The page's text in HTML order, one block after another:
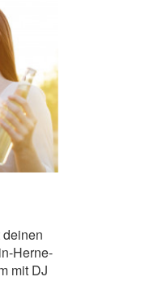
Herne-
mit DJ